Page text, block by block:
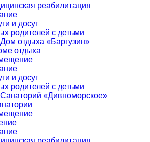
реабилитация
и досуг
родителей с детьми
отдыха «Баргузин»
отдыха
и досуг
родителей с детьми
«Дивноморское»